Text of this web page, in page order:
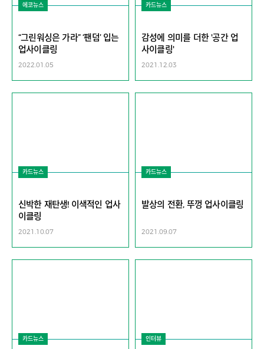
에코뉴스
“그린워싱은 가라” ‘팬덤’ 입는
업사이클링
2022.01.05
카드뉴스
감성에 의미를 더한 '공간 업
사이클링'
2021.12.03
카드뉴스
신박한 재탄생! 이색적인 업사
이클링
2021.10.07
카드뉴스
발상의 전환, 뚜껑 업사이클링
2021.09.07
카드뉴스 인터뷰